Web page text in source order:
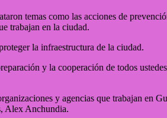
temas como las acciones de
trabajan en la ciudad.
la infraestructura de la ciudad.
y la cooperación de todos
y agencias que trabajan en
Alex Anchundia.